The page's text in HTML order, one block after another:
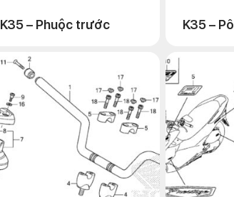
K35 – Phuộc trước K35 – Pô